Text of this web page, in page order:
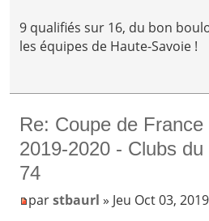
9 qualifiés sur 16, du bon
les équipes de Haute-Savoie !
Re: Coupe de France
2019-2020 - Clubs du
74
parstbaurl » Jeu Oct 03,